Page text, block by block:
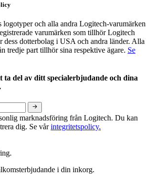
och alla andra Logitech-varumärken
varumärken som tillhör Logitech
dess dotterbolag i USA och andra länder. Alla
tredje part tillhör sina respektive ägare. Se
ta del av ditt specialerbjudande och dina
marknadsföring från Logitech. Du kan
dig. Se vårintegritetspolicy.
i din inkorg.